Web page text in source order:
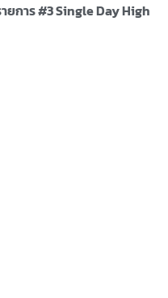
ยการ #3 Single Day High